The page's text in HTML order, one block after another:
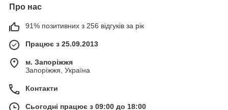
Про нас
91% позитивних з 256 відгуків за рік
Працює з 25.09.2013
м. Запоріжжя
Запоріжжя, Україна
Контакти
Сьогодні працює з 09:00 до 18:00